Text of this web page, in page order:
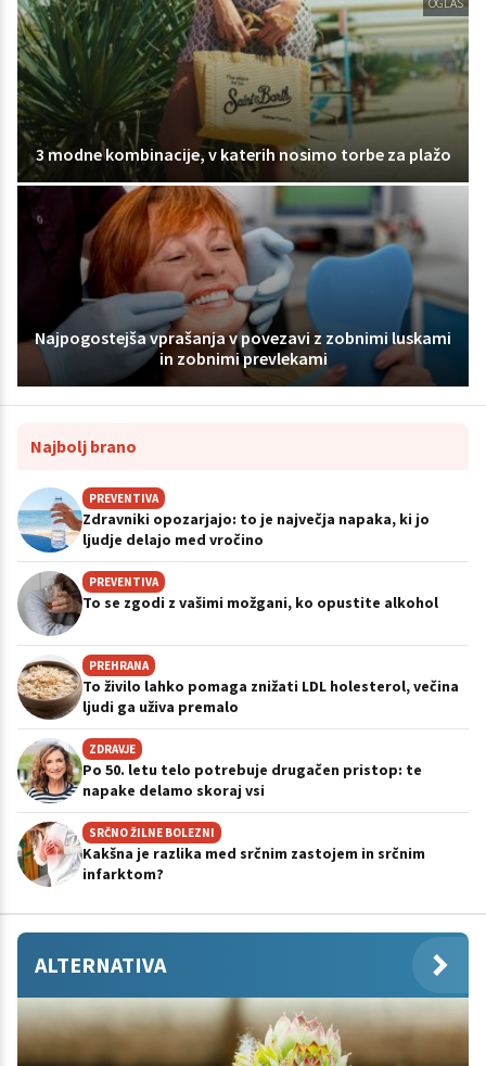
3 modne kombinacije, v katerih nosimo torbe za plažo
Najpogostejša vprašanja v povezavi z zobnimi luskami
in zobnimi prevlekami
Najbolj brano
PREVENTIVA
Zdravniki opozarjajo: to je največja napaka, ki jo
ljudje delajo med vročino
PREVENTIVA
To se zgodi z vašimi možgani, ko opustite alkohol
PREHRANA
To živilo lahko pomaga znižati LDL holesterol, večina
ljudi ga uživa premalo
ZDRAVJE
Po 50. letu telo potrebuje drugačen pristop: te
napake delamo skoraj vsi
SRČNO ŽILNE BOLEZNI
Kakšna je razlika med srčnim zastojem in srčnim
infarktom?
ALTERNATIVA